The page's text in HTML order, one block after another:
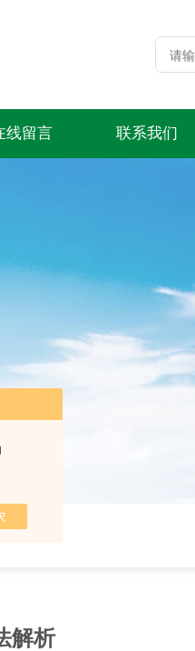
线留言 联系我们
解析